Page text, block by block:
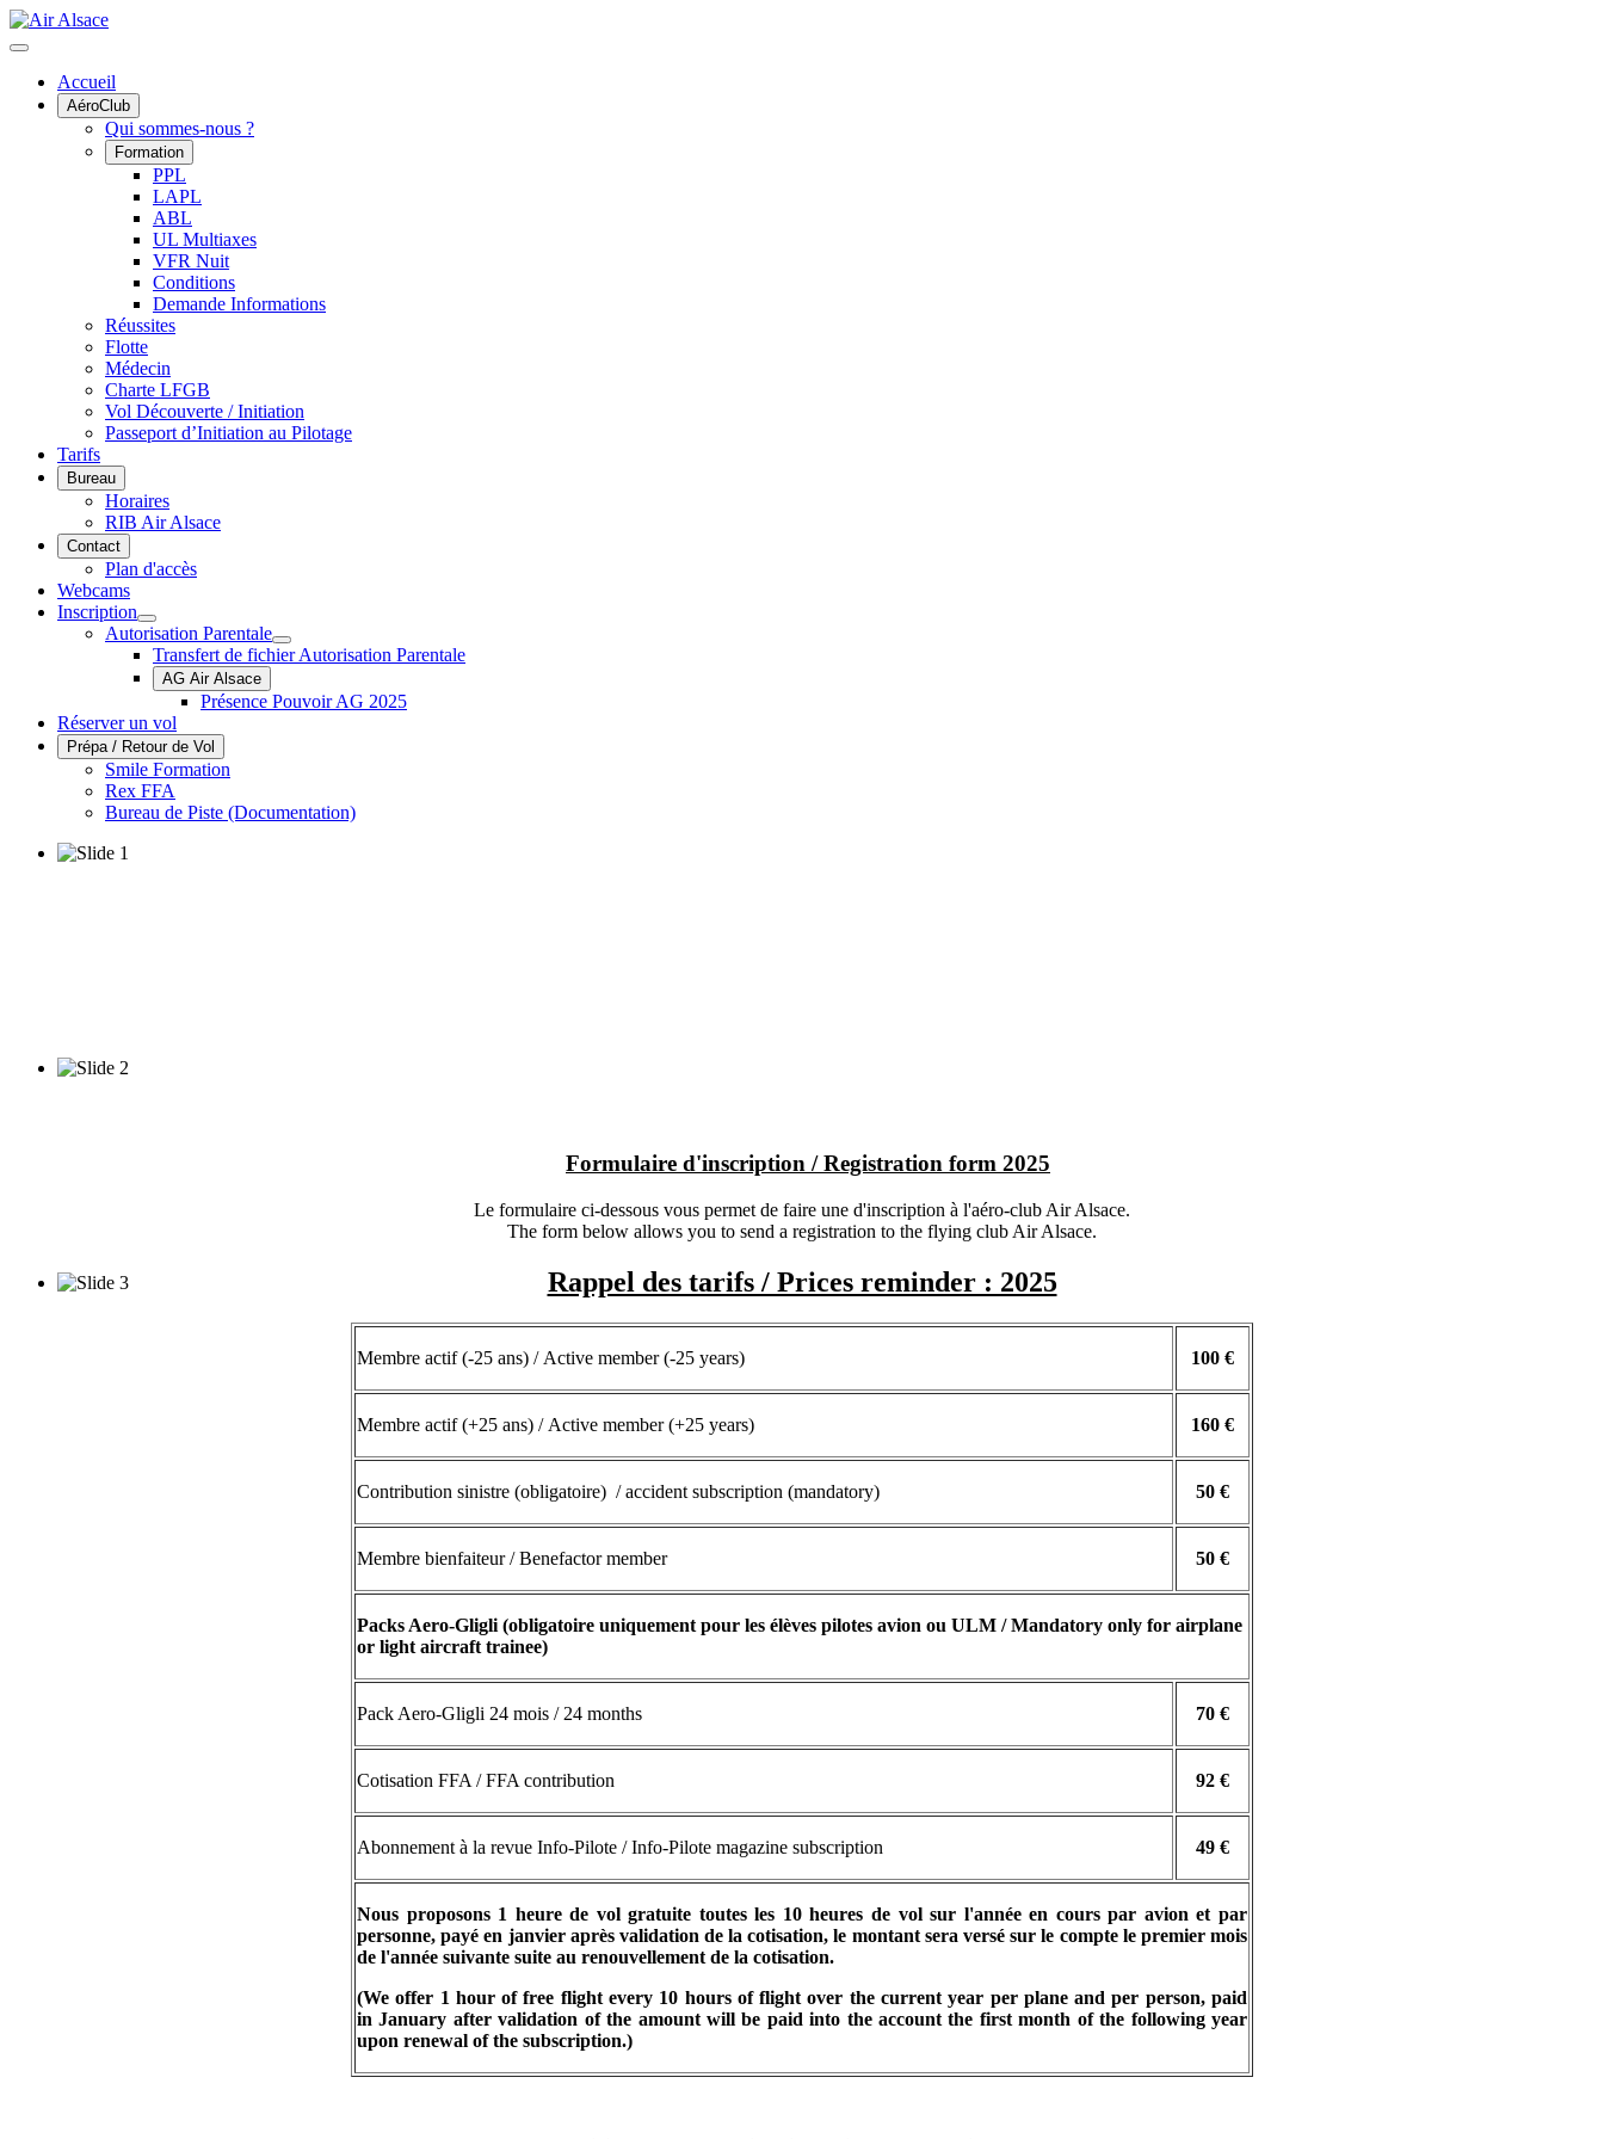
Accueil
AéroClub
Qui sommes-nous ?
Formation
PPL
LAPL
ABL
UL Multiaxes
VFR Nuit
Conditions
Demande Informations
Réussites
Flotte
Médecin
Charte LFGB
Vol Découverte / Initiation
Passeport d’Initiation au Pilotage
Tarifs
Bureau
Horaires
RIB Air Alsace
Contact
Plan d'accès
Webcams
Inscription
Autorisation Parentale
Transfert de fichier Autorisation Parentale
AG Air Alsace
Présence Pouvoir AG 2025
Réserver un vol
Prépa / Retour de Vol
Smile Formation
Rex FFA
Bureau de Piste (Documentation)
Formulaire d'inscription / Registration form 2025
Le formulaire ci-dessous vous permet de faire une d'inscription à l'aéro-club Air Alsace.
The form below allows you to send a registration to the flying club Air Alsace.
Rappel des tarifs / Prices reminder : 2025
Membre actif (-25 ans) / Active member (-25 years) 100 €
Membre actif (+25 ans) / Active member (+25 years) 160 €
Contribution sinistre (obligatoire) / accident subscription (mandatory) 50 €
Membre bienfaiteur / Benefactor member 50 €
Packs Aero-Gligli (obligatoire uniquement pour les élèves pilotes avion ou ULM / Mandatory only for airplane
or light aircraft trainee)
Pack Aero-Gligli 24 mois / 24 months 70 €
Cotisation FFA / FFA contribution 92 €
Abonnement à la revue Info-Pilote / Info-Pilote magazine subscription 49 €
Nous proposons 1 heure de vol gratuite toutes les 10 heures de vol sur l'année en cours par avion et par
personne, payé en janvier après validation de la cotisation, le montant sera versé sur le compte le premier mois
de l'année suivante suite au renouvellement de la cotisation.
(We offer 1 hour of free flight every 10 hours of flight over the current year per plane and per person, paid
inJanuary after validation of the amount will be paid into the account the first month of the following year
upon renewal of the subscription.)